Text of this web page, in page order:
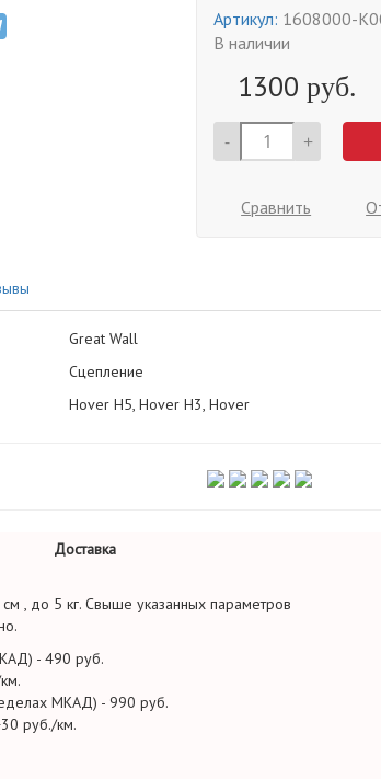
Артикул: 1608000-
В наличии
1300 руб.
- +
Сравнить
Great Wall
Сцепление
Hover H5, Hover H3, Hover
Доставка
, до 5 кг. Свыше указанных параметров
- 490 руб.
МКАД) - 990 руб.
руб./км.